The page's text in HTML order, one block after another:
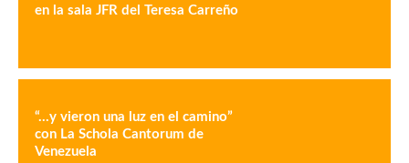
en la sala JFR del Teresa Carreño
“…y vieron una luz en el camino”
con La Schola Cantorum de
Venezuela